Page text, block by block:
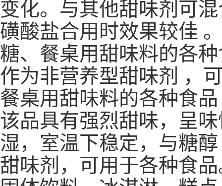
变化。与其他甜味剂可
磺酸盐合用时效果较佳
糖、餐桌用甜味料的各
作为非营养型甜味剂 ，
餐桌用甜味料的各种食品
该品具有强烈甜味，呈
湿，室温下稳定，与糖
甜味剂，可用于各种食